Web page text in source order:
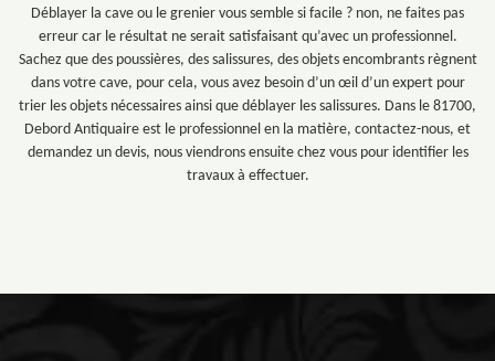
Déblayer la cave ou le grenier vous semble si facile ? non, ne faites pas
erreur car le résultat ne serait satisfaisant qu’avec un professionnel.
Sachez que des poussières, des salissures, des objets encombrants règnent
dans votre cave, pour cela, vous avez besoin d’un œil d’un expert pour
trier les objets nécessaires ainsi que déblayer les salissures. Dans le 81700,
Debord Antiquaire est le professionnel en la matière, contactez-nous, et
demandez un devis, nous viendrons ensuite chez vous pour identifier les
travaux à effectuer.